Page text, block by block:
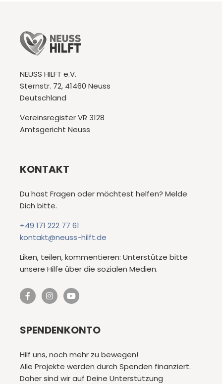
NEUSS HILFT e.V.
Sternstr. 72, 41460 Neuss
Deutschland
Vereinsregister VR 3128
Amtsgericht Neuss
KONTAKT
Du hast Fragen oder möchtest helfen? Melde
Dich bitte.
+49 171 222 77 61
kontakt@neuss-hilft.de
Liken, teilen, kommentieren: Unterstütze bitte
unsere Hilfe über die sozialen Medien.
SPENDENKONTO
Hilf uns, noch mehr zu bewegen!
Alle Projekte werden durch Spenden finanziert.
Daher sind wir auf Deine Unterstützung